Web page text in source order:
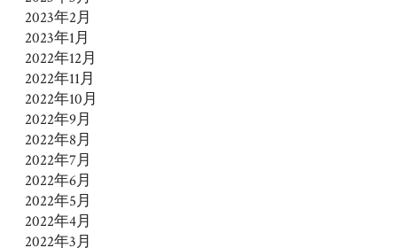
2023年2月
2023年1月
2022年12月
2022年11月
2022年10月
2022年9月
2022年8月
2022年7月
2022年6月
2022年5月
2022年4月
2022年3月